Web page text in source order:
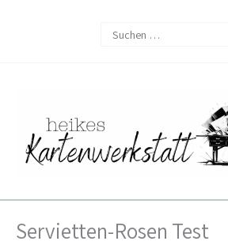
Search
Servietten-Rosen Test